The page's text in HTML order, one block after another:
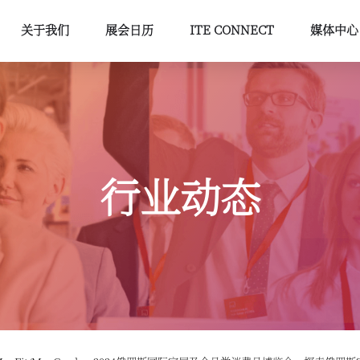
关于我们 展会日历 ITE CONNECT 媒体中心
行业动态